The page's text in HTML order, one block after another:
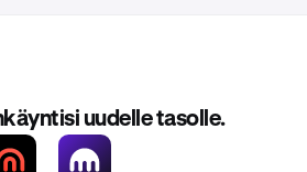
uudelle tasolle.